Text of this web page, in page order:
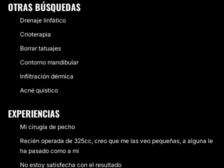
OTRAS BÚSQUEDAS
Drenaje linfático
Crioterapia
Borrar tatuajes
Contorno mandibular
Infiltración dérmica
Acné quístico
EXPERIENCIAS
Mi cirugía de pecho
Recién operada de 325cc, creo que me las veo pequeñas, a alguna le
ha pasado como a mi
No estoy satisfecha con el resultado